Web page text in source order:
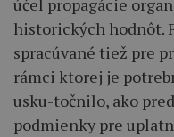
účel propagácie
historických hodnôt.
spracúvané tiež pre
rámci ktorej je
usku-točnilo, ako
podmienky pre